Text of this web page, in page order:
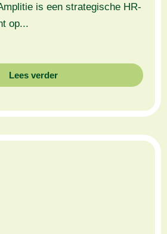
is een strategische HR-
op...
Lees verder